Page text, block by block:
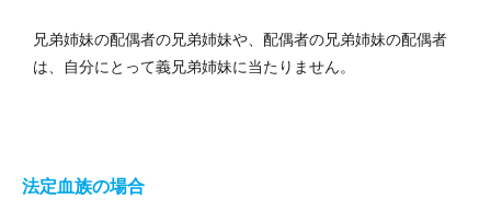
兄弟姉妹の配偶者の兄弟姉妹や、配偶者の兄弟姉妹の配偶者
は、自分にとって義兄弟姉妹に当たりません。
法定血族の場合